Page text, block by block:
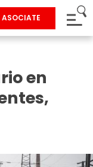
ASOCIATE
en